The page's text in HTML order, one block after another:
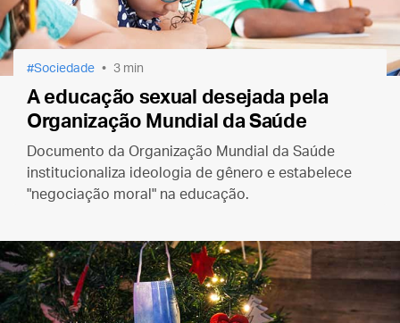
Sociedade 3 min
A educação sexual desejada pela
Organização Mundial da Saúde
Documento da Organização Mundial da Saúde
institucionaliza ideologia de gênero e estabelece
"negociação moral" na educação.